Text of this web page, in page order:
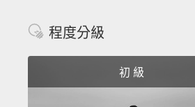
程度分級
初 級